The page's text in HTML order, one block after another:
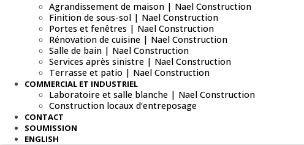
Agrandissement de maison | Nael Construction
Finition de sous-sol | Nael Construction
Portes et fenêtres | Nael Construction
Rénovation de cuisine | Nael Construction
Salle de bain | Nael Construction
Services après sinistre | Nael Construction
Terrasse et patio | Nael Construction
COMMERCIAL ET INDUSTRIEL
Laboratoire et salle blanche | Nael Construction
Construction locaux d’entreposage
CONTACT
SOUMISSION
ENGLISH